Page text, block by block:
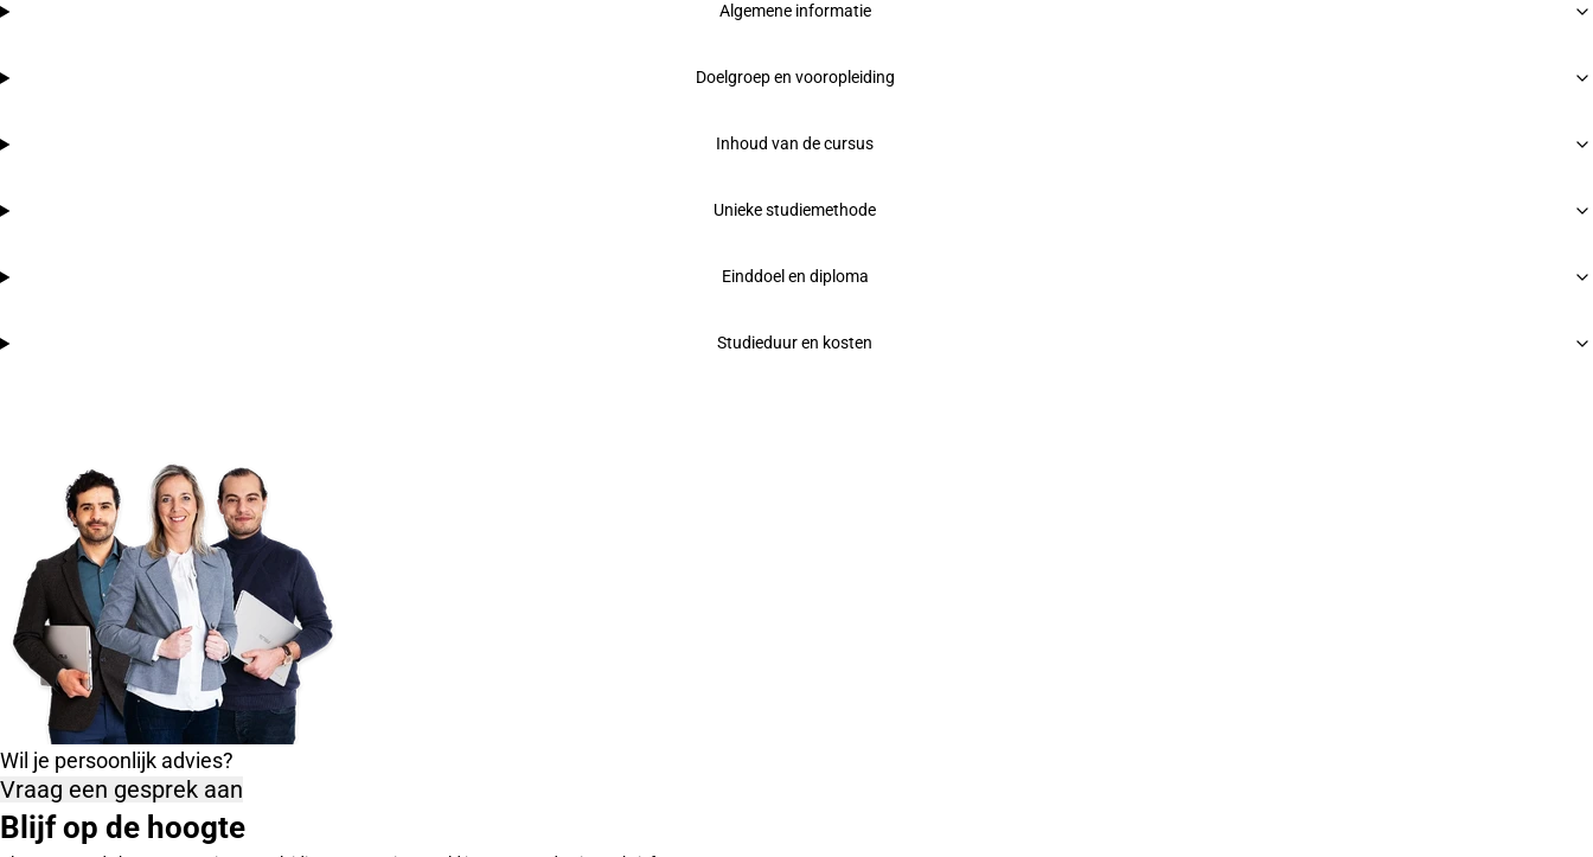
Algemene informatie
Doelgroep en vooropleiding
Inhoud van de cursus
Unieke studiemethode
Einddoel en diploma
Studieduur en kosten
Wil je persoonlijk advies?
Vraag een gesprek aan
Blijf op de hoogte